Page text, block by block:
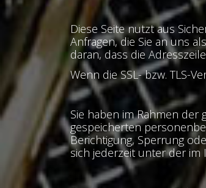
Diese Seite nutzt aus
Anfragen, die Sie an uns
daran, dass die
Wenn die SSL- bzw. TLS-
Sie haben im Rahmen
gespeicherten
Berichtigung, Sperrung
sich jederzeit unter der im